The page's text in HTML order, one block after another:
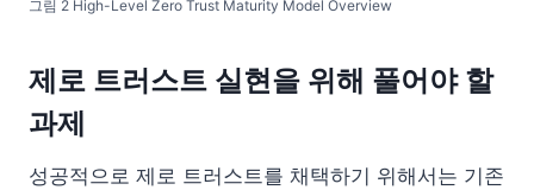
그림 2 High-Level Zero Trust Maturity Model Overview
제로 트러스트 실현을 위해 풀어야 할
과제
성공적으로 제로 트러스트를 채택하기 위해서는 기존